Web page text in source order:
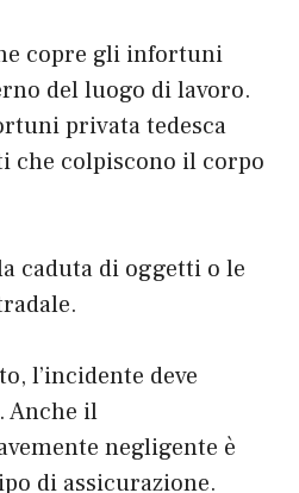
copre gli infortuni
del luogo di lavoro.
privata tedesca
che colpiscono il corpo
caduta di oggetti o le
l’incidente deve
Anche il
negligente è
di assicurazione.